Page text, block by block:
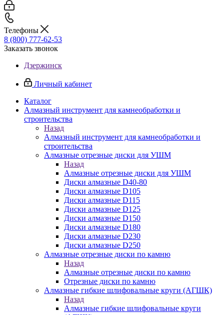
Телефоны
8 (800) 777-62-53
Заказать звонок
Дзержинск
Личный кабинет
Каталог
Алмазный инструмент для камнеобработки и
строительства
Назад
Алмазный инструмент для камнеобработки и
строительства
Алмазные отрезные диски для УШМ
Назад
Алмазные отрезные диски для УШМ
Диски алмазные D40-80
Диски алмазные D105
Диски алмазные D115
Диски алмазные D125
Диски алмазные D150
Диски алмазные D180
Диски алмазные D230
Диски алмазные D250
Алмазные отрезные диски по камню
Назад
Алмазные отрезные диски по камню
Отрезные диски по камню
Алмазные гибкие шлифовальные круги (АГШК)
Назад
Алмазные гибкие шлифовальные круги